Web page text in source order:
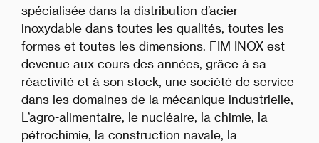
spécialisée dans la distribution d’acier
inoxydable dans toutes les qualités, toutes les
formes et toutes les dimensions. FIM INOX est
devenue aux cours des années, grâce à sa
réactivité et à son stock, une société de service
dans les domaines de la mécanique industrielle,
L’agro-alimentaire, le nucléaire, la chimie, la
pétrochimie, la construction navale, la